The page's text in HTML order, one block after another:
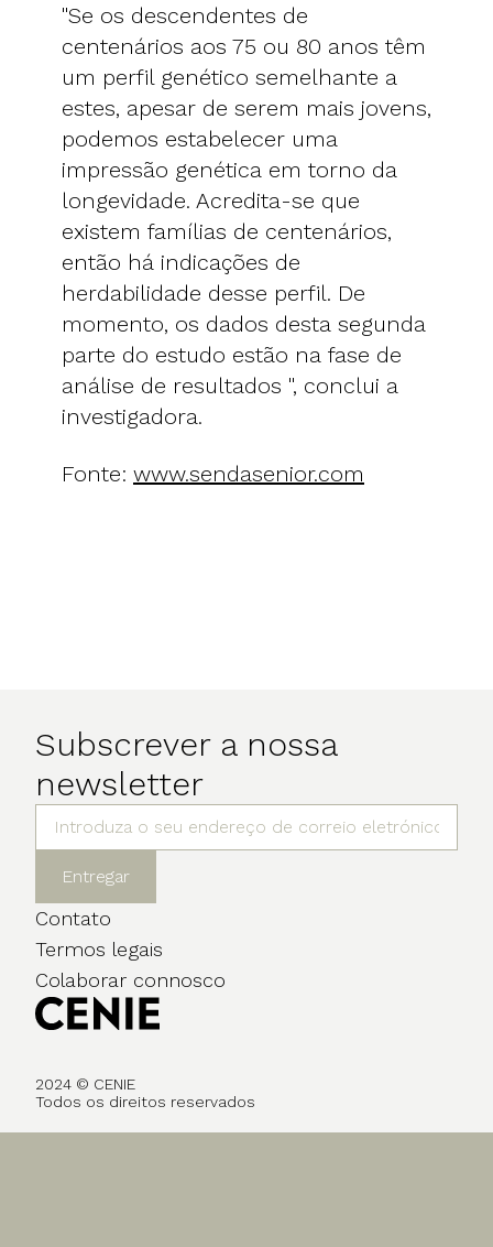
"Se os descendentes de
centenários aos 75 ou 80 anos têm
um perfil genético semelhante a
estes, apesar de serem mais jovens,
podemos estabelecer uma
impressão genética em torno da
longevidade. Acredita-se que
existem famílias de centenários,
então há indicações de
herdabilidade desse perfil. De
momento, os dados desta segunda
parte do estudo estão na fase de
análise de resultados ", conclui a
investigadora.
Fonte: www.sendasenior.com
Subscrever a nossa
newsletter
Entregar
Contato
Termos legais
Colaborar connosco
2024 © CENIE
Todos os direitos reservados